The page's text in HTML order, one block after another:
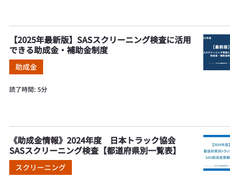
【2025年最新版】SASスクリーニング検査に活用
できる助成金・補助金制度
助成金
読了時間: 5分
《助成金情報》2024年度 日本トラック協会
SASスクリーニング検査【都道府県別一覧表】
スクリーニング